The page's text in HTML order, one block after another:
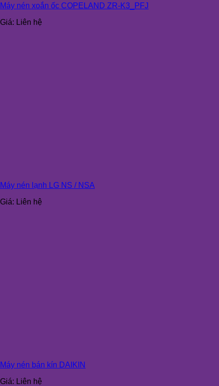
Máy nén xoắn ốc COPELAND ZR-K3_PFJ
Giá: Liên hệ
Máy nén lạnh LG NS / NSA
Giá: Liên hệ
Máy nén bán kín DAIKIN
Giá: Liên hệ